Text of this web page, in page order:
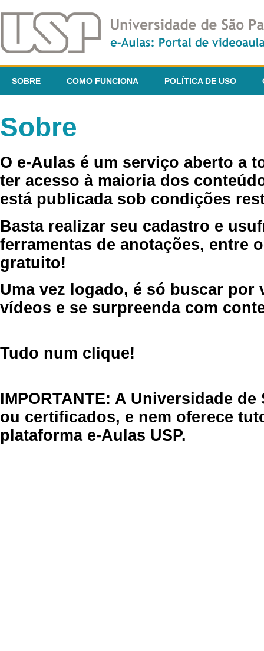
SOBRE COMO FUNCIONA POLÍTICA DE USO
Sobre
O e-Aulas é um serviço aberto a
ter acesso à maioria dos
está publicada sob condições
Basta realizar seu cadastro e
ferramentas de anotações, entre
gratuito!
Uma vez logado, é só buscar por
vídeos e se surpreenda com
Tudo num clique!
IMPORTANTE: A Universidade
ou certificados, e nem oferece
plataforma e-Aulas USP.